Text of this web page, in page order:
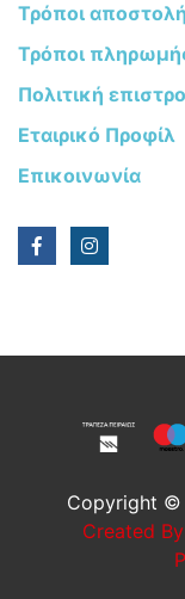
Τρόποι
Τρόποι
Πολιτική
Εταιρικό Προφίλ
Επικοινωνία
Copyright ©
Created